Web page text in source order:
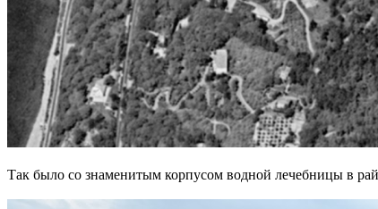
Так было со знаменитым корпусом водной лечебницы в